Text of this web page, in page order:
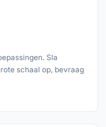
Sla
schaal op, bevraag